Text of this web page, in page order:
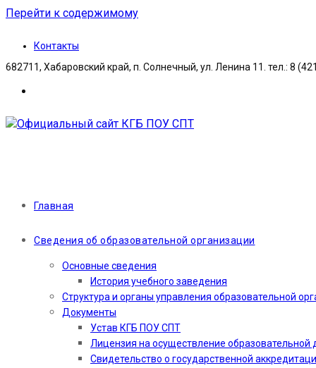
Перейти к содержимому
Контакты
682711, Хабаровский край, п. Солнечный, ул. Ленина 11. тел.: 8
Главная
Сведения об образовательной организации
Основные сведения
История учебного заведения
Структура и органы управления образовательной
Документы
Устав КГБ ПОУ СПТ
Лицензия на осуществление образовательной
Свидетельство о государственной